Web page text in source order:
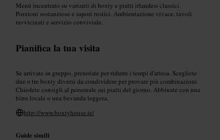
Menù incentrato su varianti di boxty e piatti irlandesi classici.
Porzioni sostanziose e sapori rustici. Ambientazione vivace, tavoli
ravvicinati e servizio conviviale.
Pianifica la tua visita
Se arrivate in gruppo, prenotate per ridurre i tempi d'attesa. Scegliete
due o tre boxty diversi da condividere per provare più combinazioni.
Chiedete consigli al personale sui piatti del giorno. Abbinate con una
birra locale o una bevanda leggera.
http://www.boxtyhouse.ie/
Guide simili